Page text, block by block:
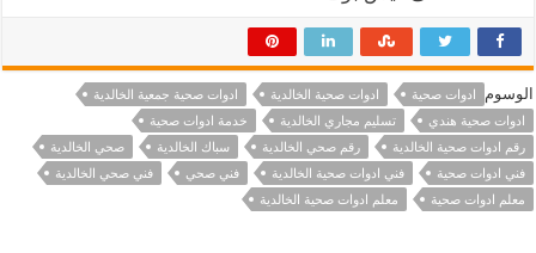
الوسوم ادوات صحية ادوات صحية الخالدية
ادوات صحية جمعية الخالدية
ادوات صحية هندي
تسليم مجاري الخالدية
خدمة ادوات صحية
رقم ادوات صحية الخالدية
رقم صحي الخالدية سباك الخالدية
صحي الخالدية
فني ادوات صحية
فني ادوات صحية الخالدية فني صحي
فني صحي الخالدية
معلم ادوات صحية
معلم ادوات صحية الخالدية